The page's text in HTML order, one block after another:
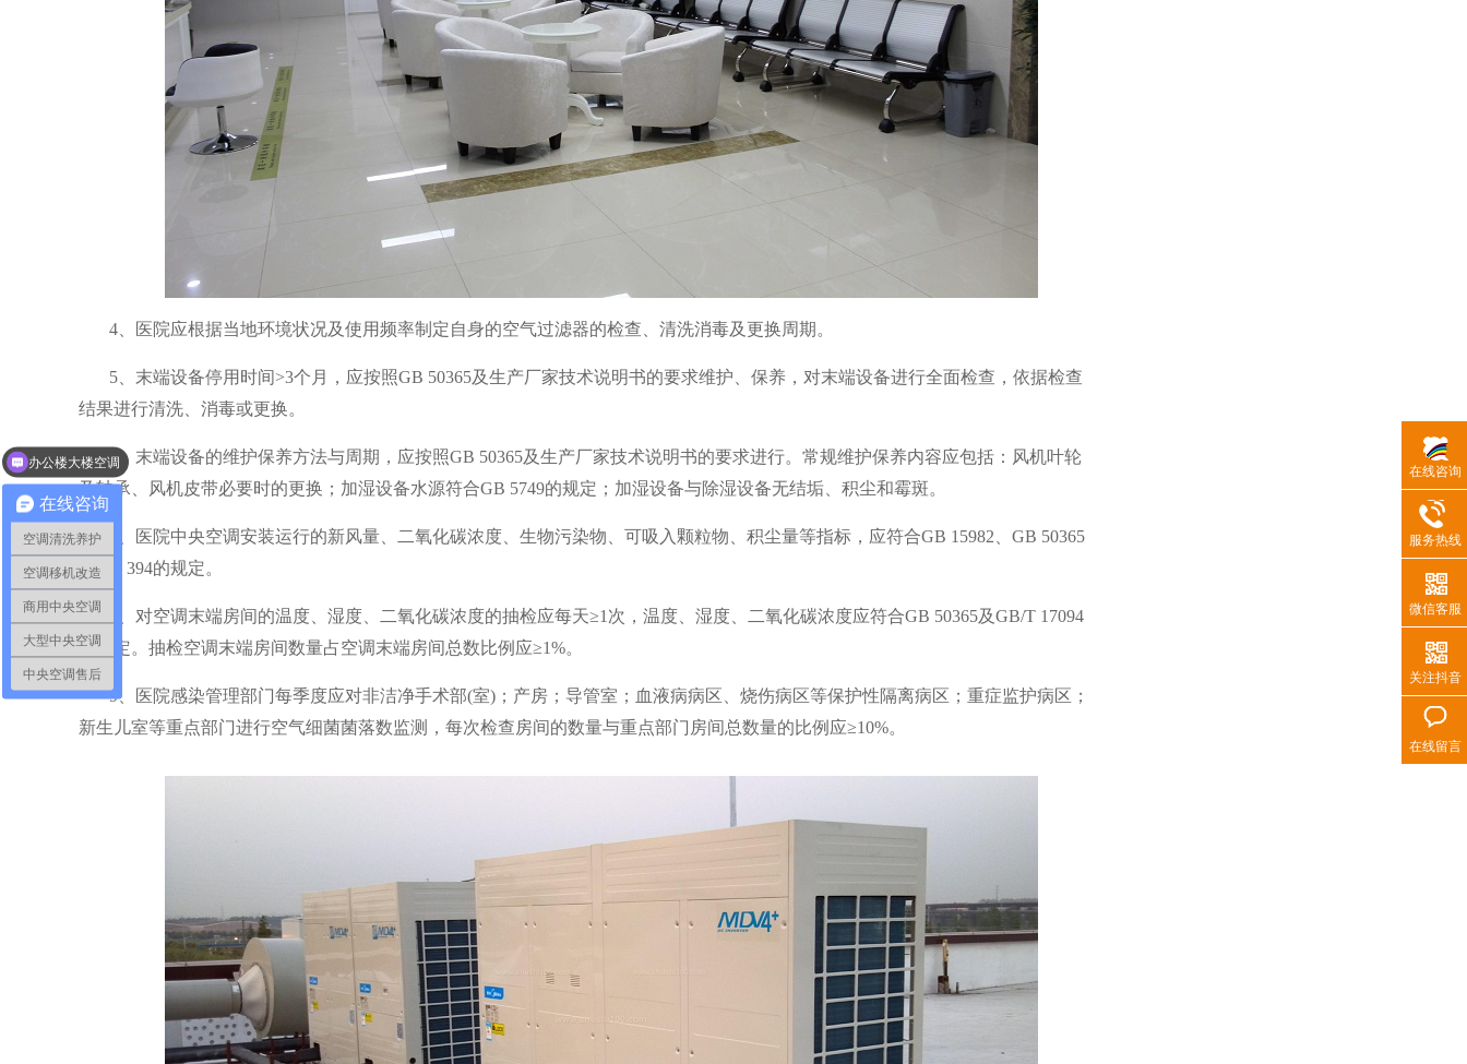
4、医院应根据当地环境状况及使用频率制定自身的空气过滤器的检查、清洗消毒及更换周期。
5、末端设备停用时间>3个月，应按照GB 50365及生产厂家技术说明书的要求维护、保养，对末端设备进行全面检查，依据检查
结果进行清洗、消毒或更换。
6、末端设备的维护保养方法与周期，应按照GB 50365及生产厂家技术说明书的要求进行。常规维护保养内容应包括：风机叶轮
及轴承、风机皮带必要时的更换；加湿设备水源符合GB 5749的规定；加湿设备与除湿设备无结垢、积尘和霉斑。
7、医院中央空调安装运行的新风量、二氧化碳浓度、生物污染物、可吸入颗粒物、积尘量等指标，应符合GB 15982、GB 50365
及WS 394的规定。
8、对空调末端房间的温度、湿度、二氧化碳浓度的抽检应每天≥1次，温度、湿度、二氧化碳浓度应符合GB 50365及GB/T 17094
的规定。抽检空调末端房间数量占空调末端房间总数比例应≥1%。
9、医院感染管理部门每季度应对非洁净手术部(室)；产房；导管室；血液病病区、烧伤病区等保护性隔离病区；重症监护病区；
新生儿室等重点部门进行空气细菌菌落数监测， 每次检查房间的数量与重点部门房间总数量的比例应≥10%。
在线咨询
服务热线
微信客服
关注抖音
在线留言
在线咨询
空调清洗养护
空调移机改造
商用中央空调
大型中央空调
中央空调售后
中央空调工程